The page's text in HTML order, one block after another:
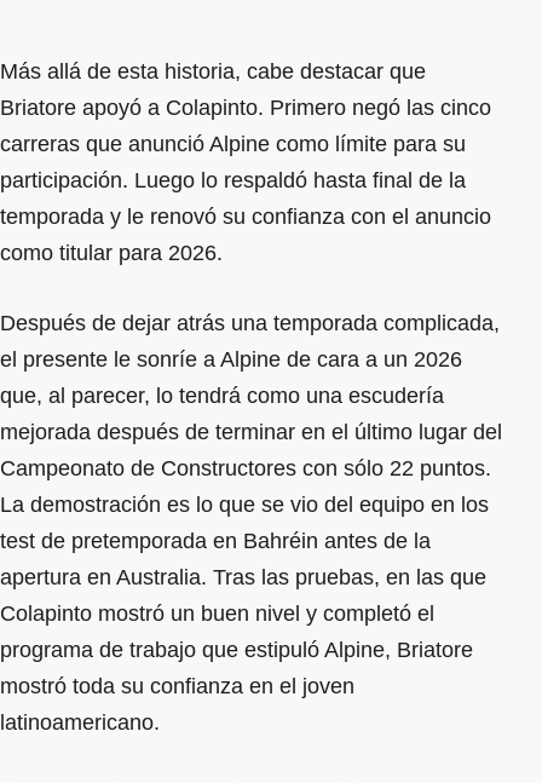
Más allá de esta historia, cabe destacar que
Briatore apoyó a Colapinto. Primero negó las cinco
carreras que anunció Alpine como límite para su
participación. Luego lo respaldó hasta final de la
temporada y le renovó su confianza con el anuncio
como titular para 2026.
Después de dejar atrás una temporada complicada,
el presente le sonríe a Alpine de cara a un 2026
que, al parecer, lo tendrá como una escudería
mejorada después de terminar en el último lugar del
Campeonato de Constructores con sólo 22 puntos.
La demostración es lo que se vio del equipo en los
test de pretemporada en Bahréin antes de la
apertura en Australia. Tras las pruebas, en las que
Colapinto mostró un buen nivel y completó el
programa de trabajo que estipuló Alpine, Briatore
mostró toda su confianza en el joven
latinoamericano.